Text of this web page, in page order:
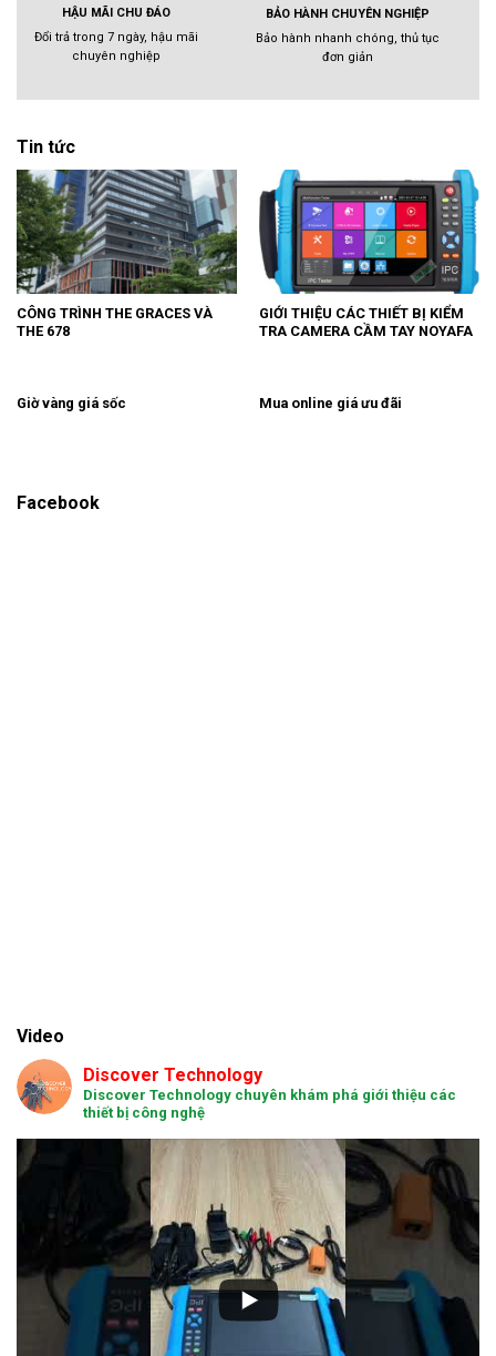
HẬU MÃI CHU ĐÁO
Đổi trả trong 7 ngày, hậu mãi
chuyên nghiệp
BẢO HÀNH CHUYÊN NGHIỆP
Bảo hành nhanh chóng, thủ tục
đơn giản
Tin tức
CÔNG TRÌNH THE GRACES VÀ
THE 678
GIỚI THIỆU CÁC THIẾT BỊ KIỂM
TRA CAMERA CẦM TAY NOYAFA
Giờ vàng giá sốc Mua online giá ưu đãi
Facebook
Video
Discover Technology
Discover Technology chuyên khám phá giới thiệu các
thiết bị công nghệ